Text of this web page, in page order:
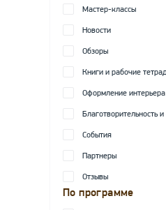
Мастер-классы
Новости
Обзоры
Книги и рабочие
Оформление
Благотворительность и
События
Партнеры
Отзывы
По программе